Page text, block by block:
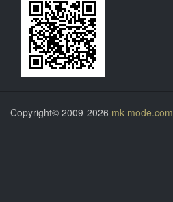
Copyright© 2009-2026 mk-mode.com